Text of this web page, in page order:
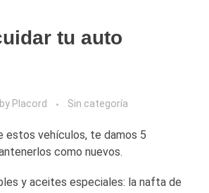
tu auto
by Placord Sin categoría
estos vehículos, te damos 5
como nuevos.
y aceites especiales: la nafta de